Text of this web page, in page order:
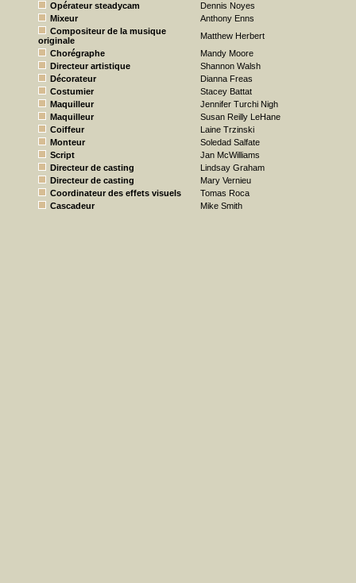
Opérateur steadycam
Dennis Noyes
Mixeur
Anthony Enns
Compositeur de la musique
originale
Matthew Herbert
Chorégraphe
Mandy Moore
Directeur artistique
Shannon Walsh
Décorateur
Dianna Freas
Costumier
Stacey Battat
Maquilleur
Jennifer Turchi Nigh
Maquilleur
Susan Reilly LeHane
Coiffeur
Laine Trzinski
Monteur
Soledad Salfate
Script
Jan McWilliams
Directeur de casting
Lindsay Graham
Directeur de casting
Mary Vernieu
Coordinateur des effets visuels
Tomas Roca
Cascadeur
Mike Smith